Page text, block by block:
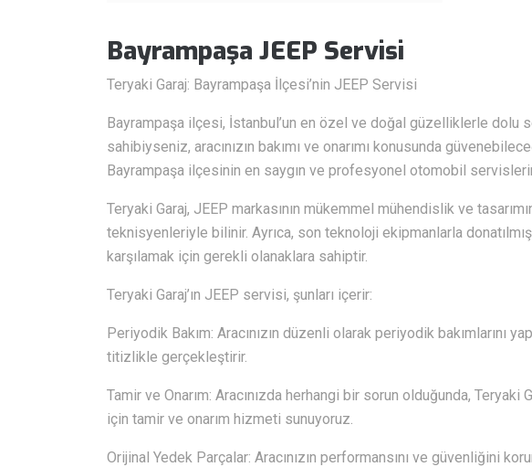
Bayrampaşa JEEP Servisi
Teryaki Garaj: Bayrampaşa İlçesi’nin JEEP Servisi
Bayrampaşa ilçesi, İstanbul’un en özel ve doğal güzelliklerle
sahibiyseniz, aracınızın bakımı ve onarımı konusunda
Bayrampaşa ilçesinin en saygın ve profesyonel otomobil
Teryaki Garaj, JEEP markasının mükemmel mühendislik ve
teknisyenleriyle bilinir. Ayrıca, son teknoloji ekipmanlarla
karşılamak için gerekli olanaklara sahiptir.
Teryaki Garaj’ın JEEP servisi, şunları içerir:
Periyodik Bakım: Aracınızın düzenli olarak periyodik bakımlarını
titizlikle gerçekleştirir.
Tamir ve Onarım: Aracınızda herhangi bir sorun olduğunda,
için tamir ve onarım hizmeti sunuyoruz.
Orijinal Yedek Parçalar: Aracınızın performansını ve güvenliğini